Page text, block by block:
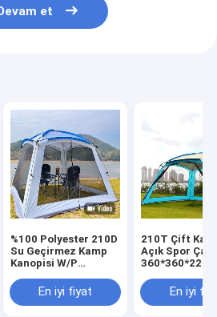
et
%100 Polyester 210D
Su Geçirmez Kamp
Kanopisi W/P
Çadır
En iyi fiyat
210T Çift
Açık Spor
Kişilik Çadır
En iyi